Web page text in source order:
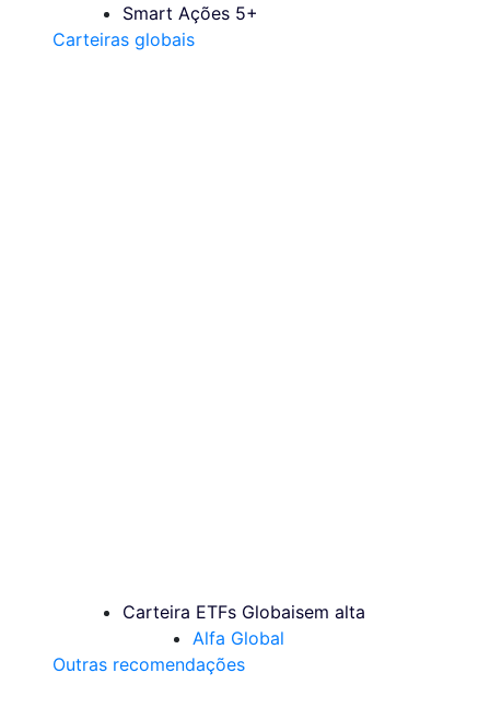
Smart Ações 5+
Carteiras globais
Carteira ETFs Globaisem alta
Alfa Global
Outras recomendações